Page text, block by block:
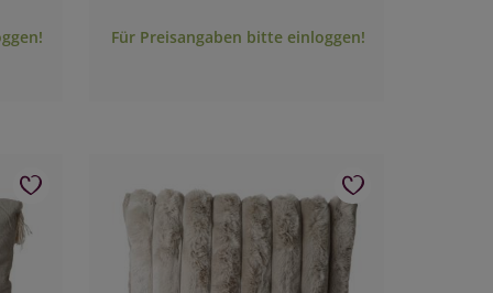
Für Preisangaben bitte einloggen!